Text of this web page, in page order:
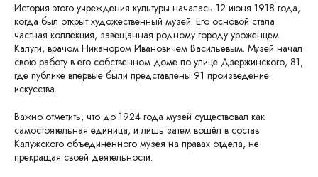
История этого учреждения культуры началась 12 июня 1918 года,
когда был открыт художественный музей. Его основой стала
частная коллекция, завещанная родному городу уроженцем
Калуги, врачом Никанором Ивановичем Васильевым. Музей начал
свою работу в его собственном доме по улице Дзержинского, 81,
где публике впервые были представлены 91 произведение
искусства.
Важно отметить, что до 1924 года музей существовал как
самостоятельная единица, и лишь затем вошёл в состав
Калужского объединённого музея на правах отдела, не
прекращая своей деятельности.